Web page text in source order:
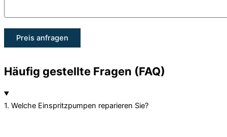
Häufig gestellte Fragen (FAQ)
1. Welche Einspritzpumpen reparieren Sie?